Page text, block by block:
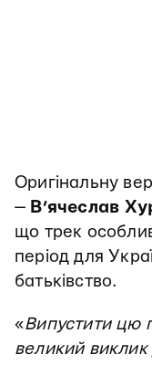
Оригінальну
— В’ячеслав
що трек
період для
батьківство.
«Випустити цю
великий